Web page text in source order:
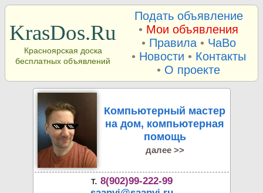
KrasDos.Ru
Красноярская доска
бесплатных объявлений
Подать объявление
• Мои объявления
• Правила• ЧаВо
• Новости • Контакты
• О проекте
Компьютерный мастер
на дом, компьютерная
помощь
далее >>
т. 8(902)99-222-99